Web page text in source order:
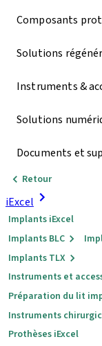
Composants
Solutions
Instruments &
Solutions
Documents et
Retour
iExcel
Implants iExcel
Implants BLC
Implants TLX
Instruments et
Préparation du lit
Instruments
Prothèses iExcel